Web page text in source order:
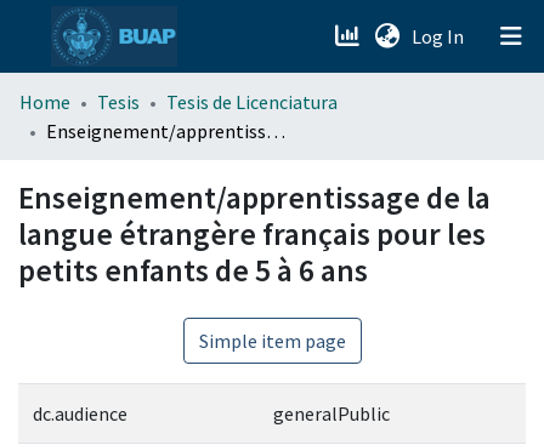
Log In (current)
menu.section.about_menu
Home Tesis
Tesis de Licenciatura
Enseignement/apprentissage de la langue étrangère français pour les petits enfants de 5 à 6 ans
Enseignement/apprentissage de la
langue étrangère français pour les
petits enfants de 5 à 6 ans
Simple item page
dc.audience generalPublic